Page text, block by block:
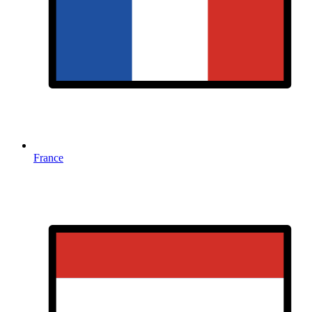
France